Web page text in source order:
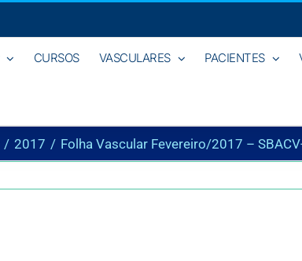
CURSOS VASCULARES PACIENTES
2017 Folha Vascular Fevereiro/2017 –